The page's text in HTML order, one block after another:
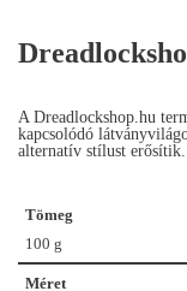
A Dreadlockshop.hu
kapcsolódó
alternatív stílust erősítik.
Tömeg
100 g
Méret